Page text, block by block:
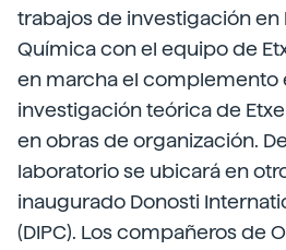
trabajos de investigación en
Química con el equipo de
en marcha el complemento
investigación teórica de
en obras de organización.
laboratorio se ubicará en
inaugurado Donosti
(DIPC). Los compañeros de